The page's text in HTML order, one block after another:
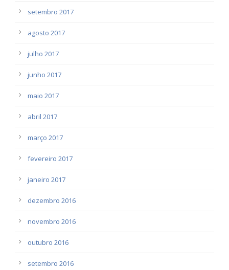
setembro 2017
agosto 2017
julho 2017
junho 2017
maio 2017
abril 2017
março 2017
fevereiro 2017
janeiro 2017
dezembro 2016
novembro 2016
outubro 2016
setembro 2016